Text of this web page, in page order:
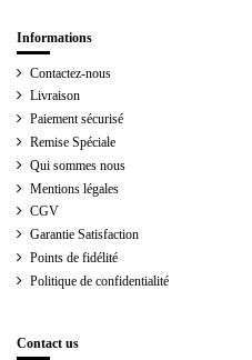
Informations
Contactez-nous
Livraison
Paiement sécurisé
Remise Spéciale
Qui sommes nous
Mentions légales
CGV
Garantie Satisfaction
Points de fidélité
Politique de confidentialité
Contact us